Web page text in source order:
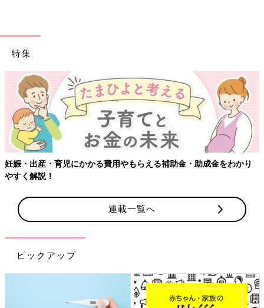
特集
かり
【ワクチン接種できるものも】妊婦の感染症対策、知って
連載一覧へ
ピックアップ